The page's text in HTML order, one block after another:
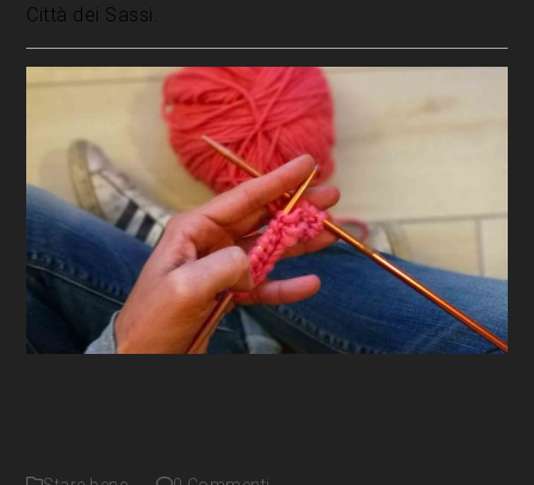
Città dei Sassi.